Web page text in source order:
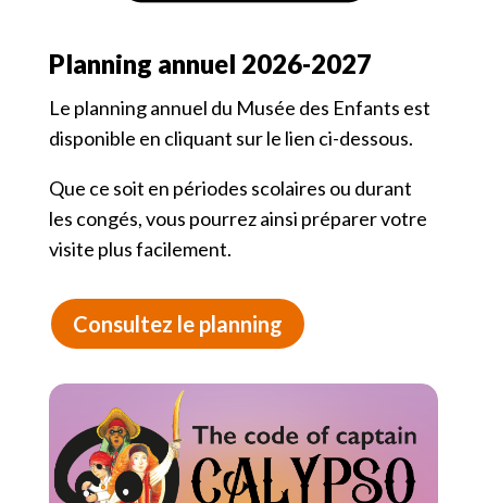
Planning annuel 2026-2027
Le planning annuel du Musée des Enfants est
disponible en cliquant sur le lien ci-dessous.
Que ce soit en périodes scolaires ou durant
les congés, vous pourrez ainsi préparer votre
visite plus facilement.
Consultez le planning